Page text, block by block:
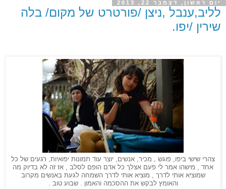
יום ראשון, דצמבר 22, 2013
לליב,ענבל ,ניצן /פורטרט של מקום/ בלה
שירין /יפו.
צהרי שישי ביפו, פוגש , מכיר, אנשים, יוצר עוד תמונות יפואיות, רגעים של כל
אחד , מישהו אמר לי פעם אצלך כל אדם הופם לסלב , אז זה לא בדיוק מה
שמוציא אותי לדרך , מוציא אותי לדרך השמחה לגעת באנשים מקרוב
והאומץ לבקש את ההסכמה והאמון . שבוע טוב .